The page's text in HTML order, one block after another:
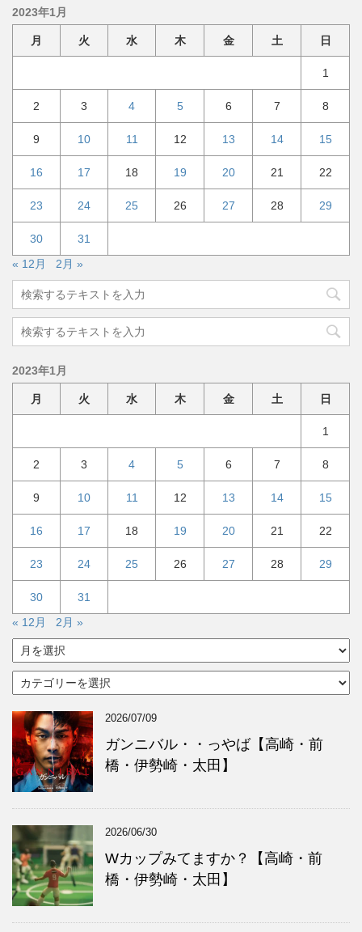
イ
2023年1月
月 火 水 木 金 土 日
1
2 3 4 5 6 7 8
9 10 11 12 13 14 15
16 17 18 19 20 21 22
23 24 25 26 27 28 29
30
31
« 12月
2月 »
2023年1月
月 火 水 木 金 土 日
1
2 3 4 5 6 7 8
9 10 11 12 13 14 15
16 17 18 19 20 21 22
23 24 25 26 27 28 29
30
31
« 12月
2月 »
ー
イ
ブ
テ
ゴ
ー
2026/07/09
ガンニバル・・っやば【高崎・前
橋・伊勢崎・太田】
2026/06/30
Wカップみてますか？【高崎・前
橋・伊勢崎・太田】